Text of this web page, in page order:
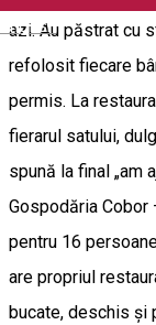
English
azi. Au păstrat cu
refolosit fiecare
permis. La
fierarul satului,
spună la final „am
Gospodăria Cobor
pentru 16
are propriul
bucate, deschis și